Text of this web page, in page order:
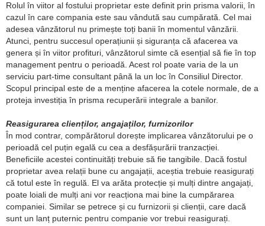
Rolul în viitor al fostului proprietar este definit prin prisma valorii, în
cazul în care compania este sau vândută sau cumpărată. Cel mai
adesea vânzătorul nu primește toți banii în momentul vânzării.
Atunci, pentru succesul operațiunii și siguranța că afacerea va
genera și în viitor profituri, vânzătorul simte că esențial să fie în top
management pentru o perioadă. Acest rol poate varia de la un
serviciu part-time consultant până la un loc în Consiliul Director.
Scopul principal este de a menține afacerea la cotele normale, de a
proteja investiția în prisma recuperării integrale a banilor.
Reasigurarea clienților, angajaților, furnizorilor
În mod contrar, compărătorul dorește implicarea vânzătorului pe o
perioadă cel puțin egală cu cea a desfășurării tranzacției.
Beneficiile acestei continuități trebuie să fie tangibile. Dacă fostul
proprietar avea relații bune cu angajații, aceștia trebuie reasigurați
că totul este în regulă. El va arăta protecție și mulți dintre angajați,
poate loiali de mulți ani vor reacționa mai bine la cumpărarea
companiei. Similar se petrece și cu furnizorii și clienții, care dacă
sunt un lanț puternic pentru companie vor trebui reasigurați.